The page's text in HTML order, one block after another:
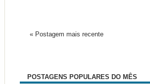
« Postagem mais recente
POSTAGENS POPULARES DO MÊS